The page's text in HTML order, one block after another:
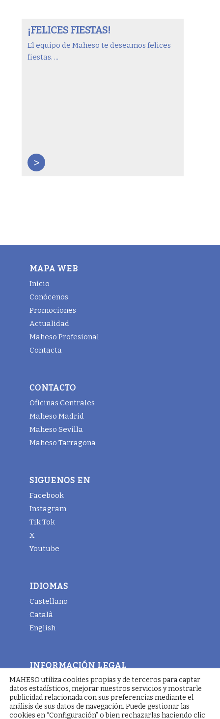
¡FELICES FIESTAS!
El equipo de Maheso te deseamos felices
fiestas. ...
>
MAPA WEB
Inicio
Conócenos
Promociones
Actualidad
Maheso Profesional
Contacta
CONTACTO
Oficinas Centrales
Maheso Madrid
Maheso Sevilla
Maheso Tarragona
SIGUENOS EN
Facebook
Instagram
Tik Tok
X
Youtube
IDIOMAS
Castellano
Català
English
INFORMACIÓN LEGAL
Aviso legal
Términos y condiciones generales
Política de cookies
MAHESO utiliza cookies propias y de terceros para captar
datos estadísticos, mejorar nuestros servicios y mostrarle
publicidad relacionada con sus preferencias mediante el
análisis de sus datos de navegación. Puede gestionar las
cookies en “Configuración” o bien rechazarlas haciendo clic